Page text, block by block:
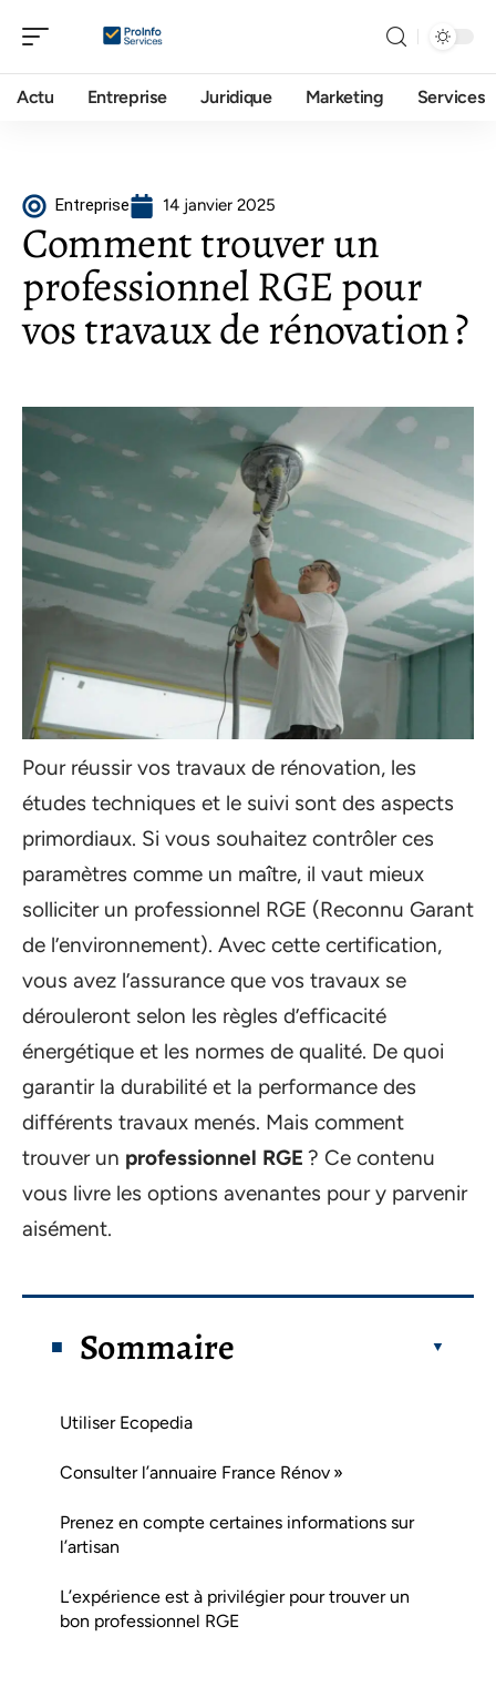
Actu Entreprise Juridique Marketing Services
Entreprise 14 janvier 2025
Comment trouver un
professionnel RGE pour
vos travaux de rénovation ?
Pour réussir vos travaux de rénovation, les
études techniques et le suivi sont des aspects
primordiaux. Si vous souhaitez contrôler ces
paramètres comme un maître, il vaut mieux
solliciter un professionnel RGE (Reconnu Garant
de l’environnement). Avec cette certification,
vous avez l’assurance que vos travaux se
dérouleront selon les règles d’efficacité
énergétique et les normes de qualité. De quoi
garantir la durabilité et la performance des
différents travaux menés. Mais comment
trouver un professionnel RGE ? Ce contenu
vous livre les options avenantes pour y parvenir
aisément.
Sommaire
Utiliser Ecopedia
Consulter l’annuaire France Rénov »
Prenez en compte certaines informations sur
l’artisan
L’expérience est à privilégier pour trouver un
bon professionnel RGE